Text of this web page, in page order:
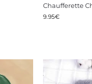
Chaufferette
9.95€